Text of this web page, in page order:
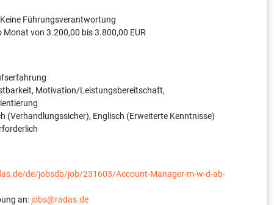
Führungsverantwortung
von 3.200,00 bis 3.800,00 EUR
Motivation/Leistungsbereitschaft,
(Verhandlungssicher), Englisch (Erweiterte Kenntnisse)
de/jobsdb/job/231603/Account-Manager-m-w-d-ab-
an: jobs@radas.de